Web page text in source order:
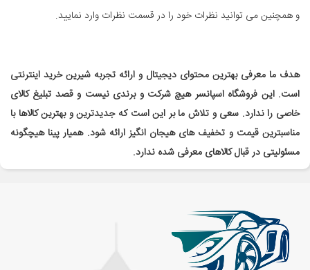
و همچنین می توانید نظرات خود را در قسمت نظرات وارد نمایید.
هدف ما معرفی بهترین محتوای دیجیتال و ارائه تجربه شیرین خرید اینترنتی
است. این فروشگاه اسپانسر هیچ شرکت و برندی نیست و قصد تبلیغ کالای
خاصی را ندارد. سعی و تلاش ما بر این است که جدیدترین و بهترین کالاها با
مناسبترین قیمت و تخفیف های هیجان انگیز ارائه شود. همیار پینا هیچگونه
مسئولیتی در قبال کالاهای معرفی شده ندارد.